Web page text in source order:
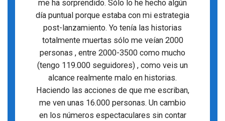
me ha sorprendido. Sólo lo he hecho algún
día puntual porque estaba con mi estrategia
post-lanzamiento. Yo tenía las historias
totalmente muertas sólo me veían 2000
personas , entre 2000-3500 como mucho
(tengo 119.000 seguidores) , como veis un
alcance realmente malo en historias.
Haciendo las acciones de que me escriban,
me ven unas 16.000 personas. Un cambio
en los números espectaculares sin contar